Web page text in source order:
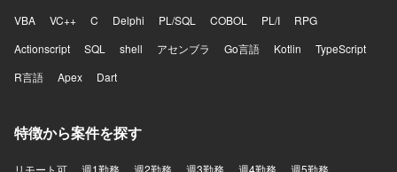
VBA
VC++ C Delphi PL/SQL COBOL PL/I
RPG
Actionscript
SQL shell アセンブラ Go言語 Kotlin
TypeScript
R言語
Apex Dart
特徴から案件を探す
リモート可 週1勤務 週2勤務 週3勤務 週4勤務 週5勤務